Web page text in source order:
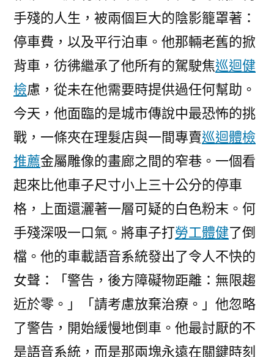
手殘的人生，被兩個巨大的陰影籠罩著：
停車費，以及平行泊車。他那輛老舊的掀
背車，彷彿繼承了他所有的駕駛焦巡迴健
檢慮，從未在他需要時提供過任何幫助。
今天，他面臨的是城市傳說中最恐怖的挑
戰，一條夾在理髮店與一間專賣巡迴體檢
推薦金屬雕像的畫廊之間的窄巷。一個看
起來比他車子尺寸小上三十公分的停車
格，上面還灑著一層可疑的白色粉末。何
手殘深吸一口氣。將車子打勞工體健了倒
檔。他的車載語音系統發出了令人不快的
女聲：「警告，後方障礙物距離：無限趨
近於零。」「請考慮放棄治療。」他忽略
了警告，開始緩慢地倒車。他最討厭的不
是語音系統，而是那兩塊永遠在關鍵時刻